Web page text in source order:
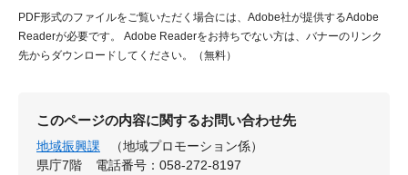
PDF形式のファイルをご覧いただく場合には、Adobe社が提供するAdobe
Readerが必要です。
Adobe Readerをお持ちでない方は、バナーのリンク
先からダウンロードしてください。（無料）
このページの内容に関するお問い合わせ先
地域振興課
（地域プロモーション係）
県庁7階
電話番号：058-272-8197